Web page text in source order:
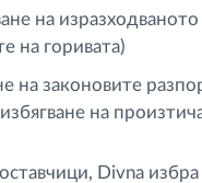
на
на горивата)
на законовите
на
Divna